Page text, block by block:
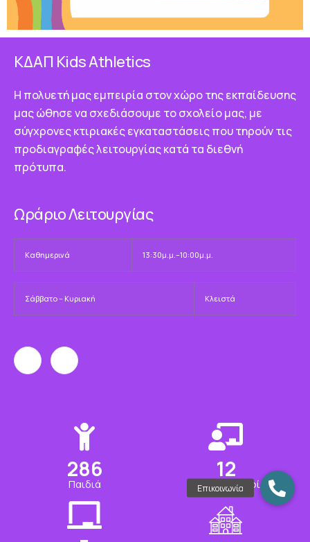
ΚΔΑΠ Κids Athletics
Η πολυετή μας εμπειρία στον χώρο της εκπαίδευσης
μας ώθησε να σχεδιάσουμε το σχολείο μας, με
σύγχρονες κτιριακές εγκαταστάσεις που τηρούν τις
προδιαγραφές λειτουργίας κατά τα διεθνή
πρότυπα.
Ωράριο Λειτουργίας
Καθημερινά 13:30μ.μ.–10:00μ.μ.
Σάββατο – Κυριακή Κλειστά
305
Παιδιά
13
Εκπαιδευτικοί